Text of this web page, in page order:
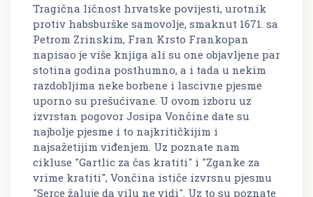
Tragična ličnost hrvatske povijesti, urotnik
protiv habsburške samovolje, smaknut 1671. sa
Petrom Zrinskim, Fran Krsto Frankopan
napisao je više knjiga ali su one objavljene par
stotina godina posthumno, a i tada u nekim
razdobljima neke borbene i lascivne pjesme
uporno su prešućivane. U ovom izboru uz
izvrstan pogovor Josipa Vončine date su
najbolje pjesme i to najkritičkijim i
najsažetijim viđenjem. Uz poznate nam
cikluse "Gartlic za čas kratiti" i "Zganke za
vrime kratiti", Vončina ističe izvrsnu pjesmu
"Serce žaluje da vilu ne vidi". Uz to su poznate